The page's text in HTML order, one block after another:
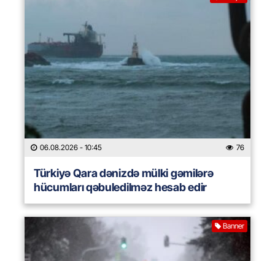
06.08.2026 - 10:45 76
Türkiyə Qara dənizdə mülki gəmilərə
hücumları qəbuledilməz hesab edir
Banner